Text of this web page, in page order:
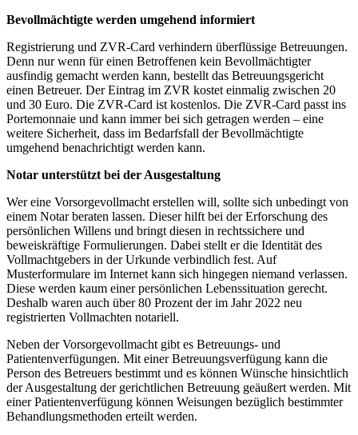
Bevollmächtigte werden umgehend informiert
Registrierung und ZVR-Card verhindern überflüssige Betreuungen.
Denn nur wenn für einen Betroffenen kein Bevollmächtigter
ausfindig gemacht werden kann, bestellt das Betreuungsgericht
einen Betreuer. Der Eintrag im ZVR kostet einmalig zwischen 20
und 30 Euro. Die ZVR-Card ist kostenlos. Die ZVR-Card passt ins
Portemonnaie und kann immer bei sich getragen werden – eine
weitere Sicherheit, dass im Bedarfsfall der Bevollmächtigte
umgehend benachrichtigt werden kann.
Notar unterstützt bei der Ausgestaltung
Wer eine Vorsorgevollmacht erstellen will, sollte sich unbedingt von
einem Notar beraten lassen. Dieser hilft bei der Erforschung des
persönlichen Willens und bringt diesen in rechtssichere und
beweiskräftige Formulierungen. Dabei stellt er die Identität des
Vollmachtgebers in der Urkunde verbindlich fest. Auf
Musterformulare im Internet kann sich hingegen niemand verlassen.
Diese werden kaum einer persönlichen Lebenssituation gerecht.
Deshalb waren auch über 80 Prozent der im Jahr 2022 neu
registrierten Vollmachten notariell.
Neben der Vorsorgevollmacht gibt es Betreuungs- und
Patientenverfügungen. Mit einer Betreuungsverfügung kann die
Person des Betreuers bestimmt und es können Wünsche hinsichtlich
der Ausgestaltung der gerichtlichen Betreuung geäußert werden. Mit
einer Patientenverfügung können Weisungen bezüglich bestimmter
Behandlungsmethoden erteilt werden.